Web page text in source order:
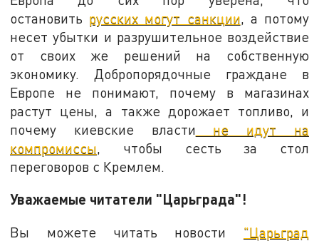
остановить русских могут санкции , а потому
несет убытки и разрушительное воздействие
от своих же решений на собственную
экономику. Добропорядочные граждане в
Европе не понимают, почему в магазинах
растут цены, а также дорожает топливо, и
почему киевские власти не идут на
компромиссы , чтобы сесть за стол
переговоров с Кремлем.
Уважаемые читатели "Царьграда"!
Вы можете читать новости "Царьград